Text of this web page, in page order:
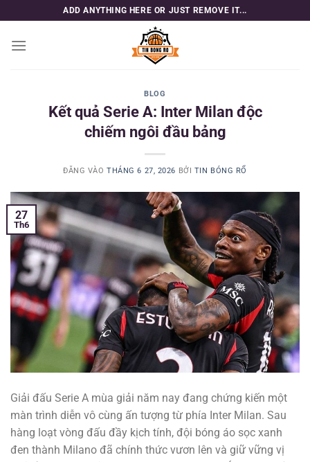
qua
nội
ADD ANYTHING HERE OR JUST REMOVE IT...
BLOG
Kết quả Serie A: Inter Milan độc
chiếm ngôi đầu bảng
ĐĂNG VÀOTHÁNG 6 27, 2026 BỞI TIN BÓNG RỔ
27
Th6
Giải đấu Serie A mùa giải năm nay đang chứng kiến một
màn trình diễn vô cùng ấn tượng từ phía Inter Milan. Sau
hàng loạt vòng đấu đầy kịch tính, đội bóng áo sọc xanh
đen thành Milano đã chính thức vươn lên và giữ vững vị